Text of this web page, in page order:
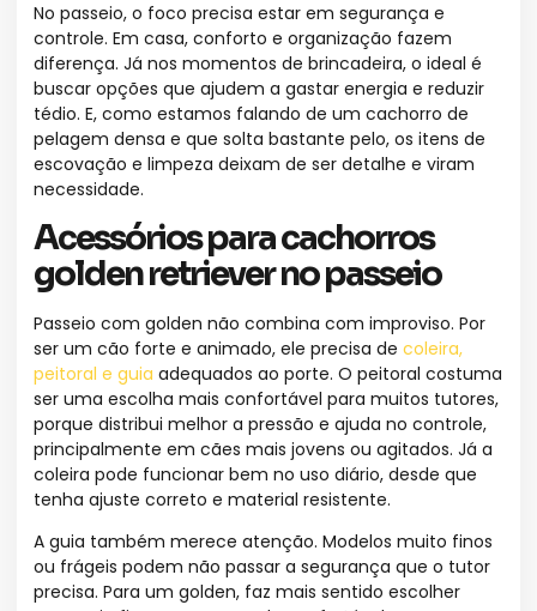
No passeio, o foco precisa estar em segurança e
controle. Em casa, conforto e organização fazem
diferença. Já nos momentos de brincadeira, o ideal é
buscar opções que ajudem a gastar energia e reduzir
tédio. E, como estamos falando de um cachorro de
pelagem densa e que solta bastante pelo, os itens de
escovação e limpeza deixam de ser detalhe e viram
necessidade.
Acessórios para cachorros
golden retriever no passeio
Passeio com golden não combina com improviso. Por
ser um cão forte e animado, ele precisa de coleira,
peitoral e guia adequados ao porte. O peitoral costuma
ser uma escolha mais confortável para muitos tutores,
porque distribui melhor a pressão e ajuda no controle,
principalmente em cães mais jovens ou agitados. Já a
coleira pode funcionar bem no uso diário, desde que
tenha ajuste correto e material resistente.
A guia também merece atenção. Modelos muito finos
ou frágeis podem não passar a segurança que o tutor
precisa. Para um golden, faz mais sentido escolher